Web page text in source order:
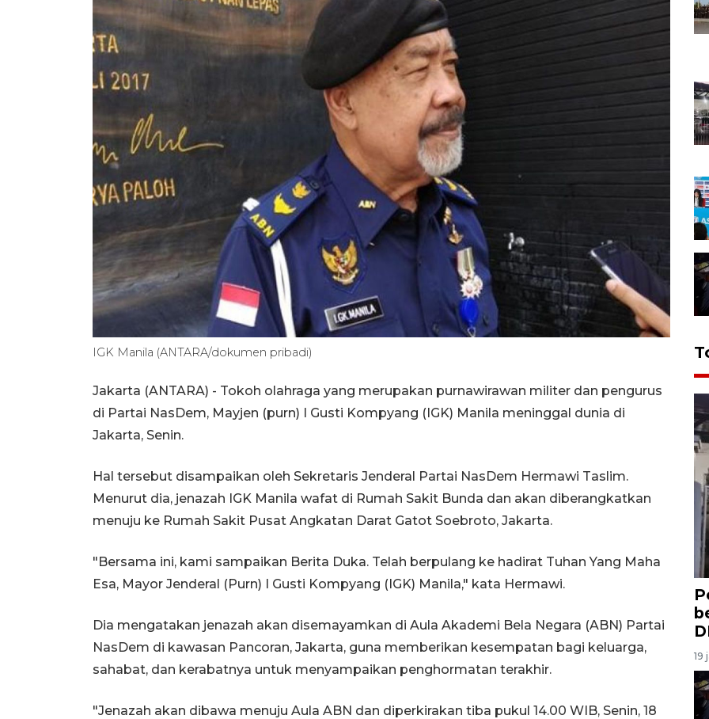
IGK Manila (ANTARA/dokumen pribadi)
Jakarta (ANTARA) - Tokoh olahraga yang merupakan purnawirawan militer dan pengurus
di Partai NasDem, Mayjen (purn) I Gusti Kompyang (IGK) Manila meninggal dunia di
Jakarta, Senin.
Hal tersebut disampaikan oleh Sekretaris Jenderal Partai NasDem Hermawi Taslim.
Menurut dia, jenazah IGK Manila wafat di Rumah Sakit Bunda dan akan diberangkatkan
menuju ke Rumah Sakit Pusat Angkatan Darat Gatot Soebroto, Jakarta.
"Bersama ini, kami sampaikan Berita Duka. Telah berpulang ke hadirat Tuhan Yang Maha
Esa, Mayor Jenderal (Purn) I Gusti Kompyang (IGK) Manila," kata Hermawi.
Dia mengatakan jenazah akan disemayamkan di Aula Akademi Bela Negara (ABN) Partai
NasDem di kawasan Pancoran, Jakarta, guna memberikan kesempatan bagi keluarga,
sahabat, dan kerabatnya untuk menyampaikan penghormatan terakhir.
"Jenazah akan dibawa menuju Aula ABN dan diperkirakan tiba pukul 14.00 WIB, Senin, 18
19